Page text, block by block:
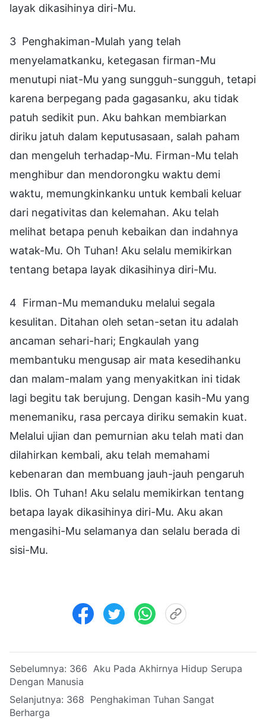
layak dikasihinya diri-Mu.
3 Penghakiman-Mulah yang telah
menyelamatkanku, ketegasan firman-Mu
menutupi niat-Mu yang sungguh-sungguh, tetapi
karena berpegang pada gagasanku, aku tidak
patuh sedikit pun. Aku bahkan membiarkan
diriku jatuh dalam keputusasaan, salah paham
dan mengeluh terhadap-Mu. Firman-Mu telah
menghibur dan mendorongku waktu demi
waktu, memungkinkanku untuk kembali keluar
dari negativitas dan kelemahan. Aku telah
melihat betapa penuh kebaikan dan indahnya
watak-Mu. Oh Tuhan! Aku selalu memikirkan
tentang betapa layak dikasihinya diri-Mu.
4 Firman-Mu memanduku melalui segala
kesulitan. Ditahan oleh setan-setan itu adalah
ancaman sehari-hari; Engkaulah yang
membantuku mengusap air mata kesedihanku
dan malam-malam yang menyakitkan ini tidak
lagi begitu tak berujung. Dengan kasih-Mu yang
menemaniku, rasa percaya diriku semakin kuat.
Melalui ujian dan pemurnian aku telah mati dan
dilahirkan kembali, aku telah memahami
kebenaran dan membuang jauh-jauh pengaruh
Iblis. Oh Tuhan! Aku selalu memikirkan tentang
betapa layak dikasihinya diri-Mu. Aku akan
mengasihi-Mu selamanya dan selalu berada di
sisi-Mu.
Sebelumnya: 366 Aku Pada Akhirnya Hidup Serupa
Dengan Manusia
Selanjutnya: 368 Penghakiman Tuhan Sangat
Berharga